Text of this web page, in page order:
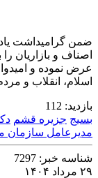
ضمن گرامیداشت
اصناف و بازاریان
عرض نموده و
اسلام، انقلاب و
بازدید: 112
بسیج جزیره قشم
مدیرعامل سازمان
شناسه خبر:
۲۹ مرداد ۱۴۰۴